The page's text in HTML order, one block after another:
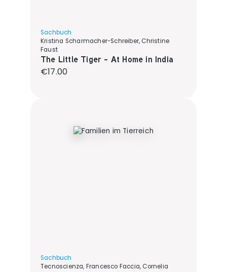
Sachbuch
Kristina Scharmacher-Schreiber, Christine
Faust
The Little Tiger - At Home in India
Regular price:
€17.00
Sachbuch
Tecnoscienza, Francesco Faccia, Cornelia